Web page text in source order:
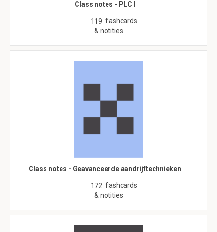
Class notes - PLC I
119 flashcards
& notities
Class notes - Geavanceerde aandrijftechnieken
172 flashcards
& notities